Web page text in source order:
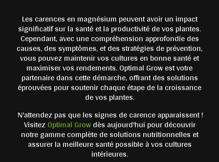
Les carences en magnésium peuvent avoir un impact
significatif sur la santé et la productivité de vos plantes.
Cependant, avec une compréhension approfondie des
causes, des symptômes, et des stratégies de prévention,
vous pouvez maintenir vos cultures en bonne santé et
maximiser vos rendements. Optimal Grow est votre
partenaire dans cette démarche, offrant des solutions
éprouvées pour soutenir chaque étape de la croissance
de vos plantes.
N'attendez pas que les signes de carence apparaissent !
VisitezOptimal Growdès aujourd'hui pour découvrir
notre gamme complète de solutions nutritionnelles et
assurer la meilleure santé possible à vos cultures
intérieures.